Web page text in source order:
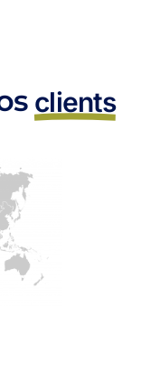
clients